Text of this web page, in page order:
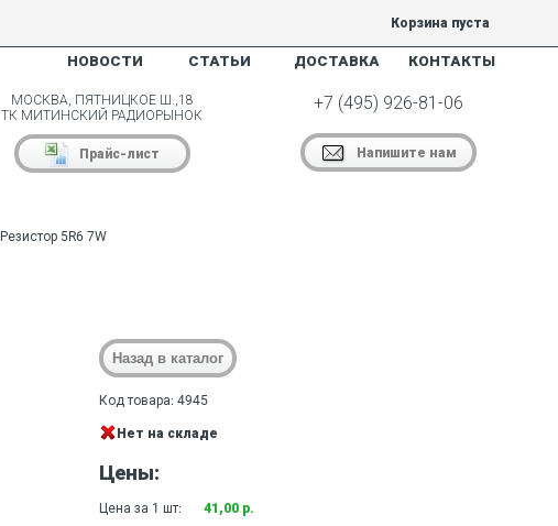
Корзина пуста
НОВОСТИ СТАТЬИ ДОСТАВКА КОНТАКТЫ
МОСКВА, ПЯТНИЦКОЕ Ш.,18
ТК МИТИНСКИЙ РАДИОРЫНОК
Прайс-лист
+7 (495) 926-81-06
Напишите нам
Резистор 5R6 7W
Код товара: 4945
Нет на складе
Цены:
Цена за 1 шт: 41,00 р.